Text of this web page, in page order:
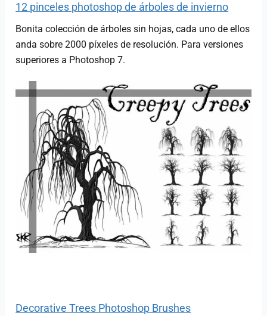
12 pinceles photoshop de árboles de invierno
Bonita colección de árboles sin hojas, cada uno de ellos
anda sobre 2000 píxeles de resolución. Para versiones
superiores a Photoshop 7.
Decorative Trees Photoshop Brushes